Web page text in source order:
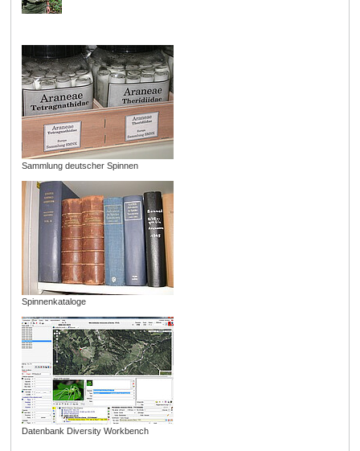
Sammlung deutscher Spinnen
Spinnenkataloge
Datenbank Diversity Workbench